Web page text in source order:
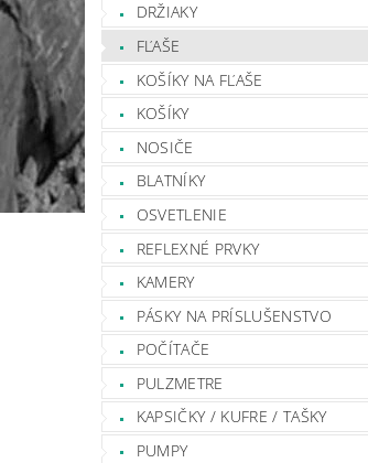
DRŽIAKY
FĽAŠE
KOŠÍKY NA FĽAŠE
KOŠÍKY
NOSIČE
BLATNÍKY
OSVETLENIE
REFLEXNÉ PRVKY
KAMERY
PÁSKY NA PRÍSLUŠENSTVO
POČÍTAČE
PULZMETRE
KAPSIČKY / KUFRE / TAŠKY
PUMPY